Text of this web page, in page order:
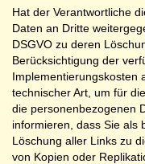
Hat der Verantwortliche
Daten an Dritte
DSGVO zu deren
Berücksichtigung der
Implementierungskosten
technischer Art, um für
die personenbezogenen
informieren, dass Sie als
Löschung aller Links zu
von Kopien oder